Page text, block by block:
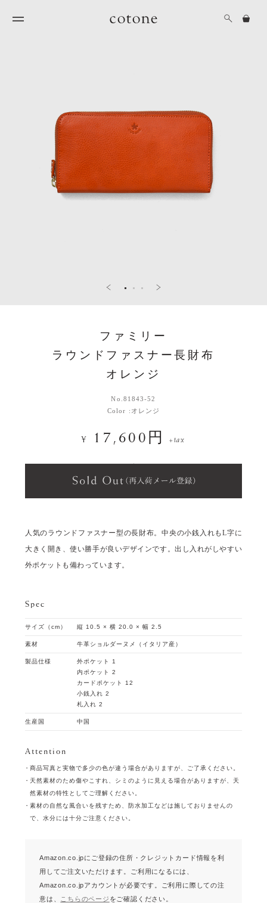
ファミリー
ラウンドファスナー長財布
オレンジ
No. 81843-52
Color : オレンジ
¥ 17,600円 +tax
人気のラウンドファスナー型の長財布。中央の小銭入れもL字に
大きく開き、使い勝手が良いデザインです。出し入れがしやすい
外ポケットも備わっています。
Spec
サイズ（cm） 縦 10.5 × 横 20.0 × 幅 2.5
素材 牛革ショルダーヌメ（イタリア産）
製品仕様
外ポケット 1
内ポケット 2
カードポケット 12
小銭入れ 2
札入れ 2
生産国 中国
Attention
商品写真と実物で多少の色が違う場合がありますが、ご了承ください。
天然素材のため傷やこすれ、シミのように見える場合がありますが、天
然素材の特性としてご理解ください。
素材の自然な風合いを残すため、防水加工などは施しておりませんの
で、水分には十分ご注意ください。
Amazon.co.jpにご登録の住所・クレジットカード情報を利
用してご注文いただけます。
ご利用になるには、
Amazon.co.jpアカウントが必要です。
ご利用に際しての注
意は、
こちらのページ をご確認ください。